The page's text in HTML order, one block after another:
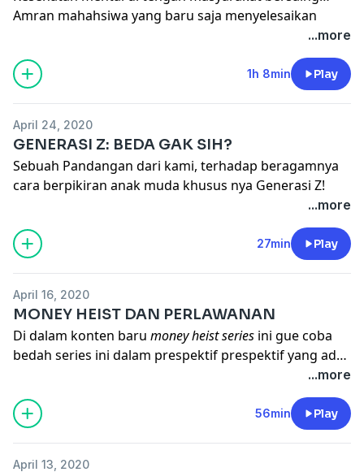
Amran mahahsiwa yang baru saja menyelesaikan
...more
1h 8min Play
April 24, 2020
GENERASI Z: BEDA GAK SIH?
Sebuah Pandangan dari kami, terhadap beragamnya
cara berpikiran anak muda khusus nya Generasi Z!
...more
27min Play
April 16, 2020
MONEY HEIST DAN PERLAWANAN
Di dalam konten baru money heist series ini gue coba
bedah series ini dalam prespektif prespektif yang ada
perjuangan
...more
56min Play
April 13, 2020